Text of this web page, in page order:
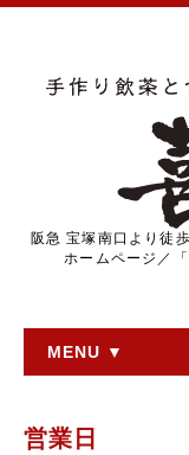
阪急 宝塚南口より徒
ホームページ／
MENU ▼
営業日